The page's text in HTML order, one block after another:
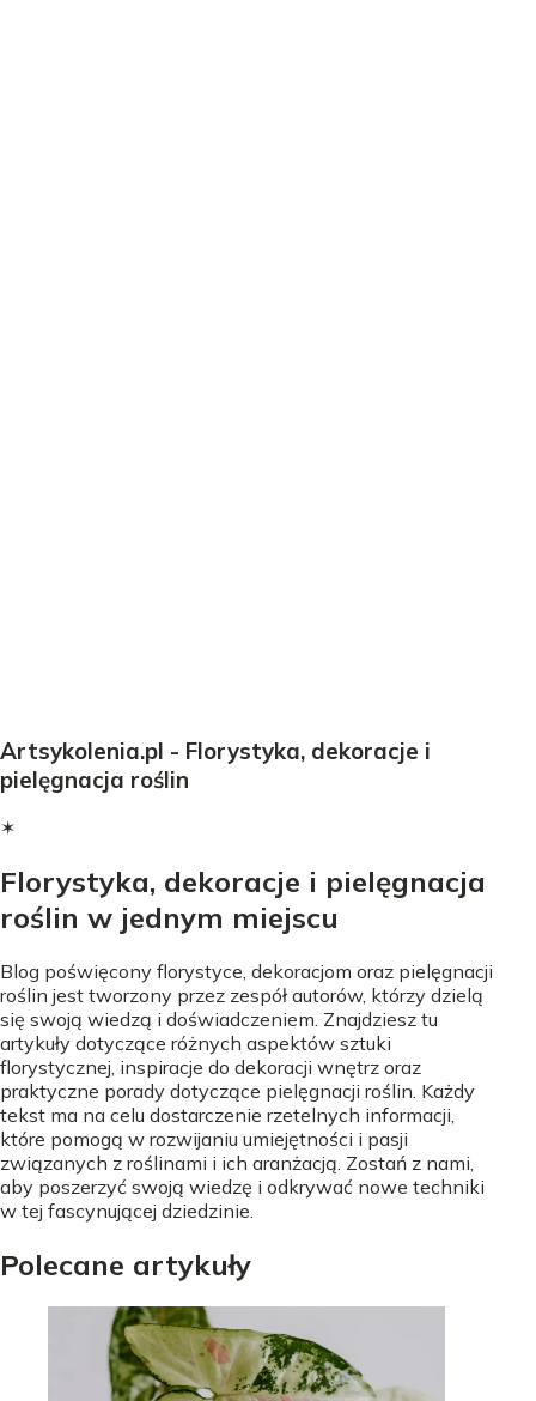
Artsykolenia.pl - Florystyka, dekoracje i
pielęgnacja roślin
✶
Florystyka, dekoracje i pielęgnacja
roślin w jednym miejscu
Blog poświęcony florystyce, dekoracjom oraz pielęgnacji
roślin jest tworzony przez zespół autorów, którzy dzielą
się swoją wiedzą i doświadczeniem. Znajdziesz tu
artykuły dotyczące różnych aspektów sztuki
florystycznej, inspiracje do dekoracji wnętrz oraz
praktyczne porady dotyczące pielęgnacji roślin. Każdy
tekst ma na celu dostarczenie rzetelnych informacji,
które pomogą w rozwijaniu umiejętności i pasji
związanych z roślinami i ich aranżacją. Zostań z nami,
aby poszerzyć swoją wiedzę i odkrywać nowe techniki
w tej fascynującej dziedzinie.
Polecane artykuły